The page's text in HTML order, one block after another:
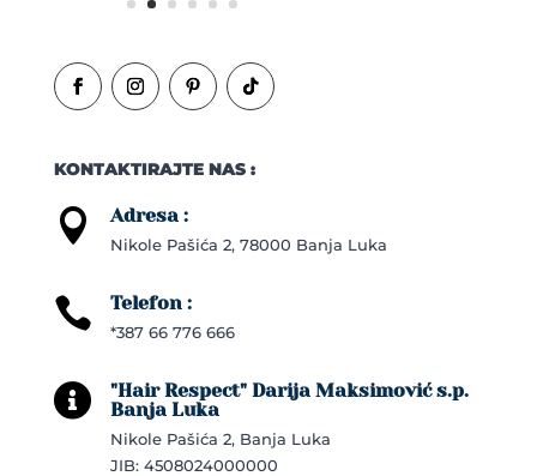
KONTAKTIRAJTE NAS :
 Adresa :
Nikole Pašića 2, 78000 Banja Luka
 Telefon :
*387 66 776 666

"Hair Respect" Darija Maksimović s.p.
Banja Luka
Nikole Pašića 2, Banja Luka
JIB: 4508024000000